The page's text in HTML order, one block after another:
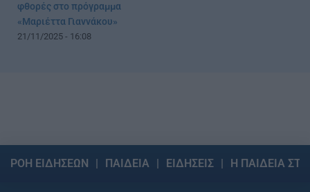
φθορές στο πρόγραμμα
«Μαριέττα Γιαννάκου»
21/11/2025 - 16:08
ΡΟΗ ΕΙΔΗΣΕΩΝ ΠΑΙΔΕΙΑ ΕΙΔΗΣΕΙΣ Η ΠΑΙΔΕΙΑ